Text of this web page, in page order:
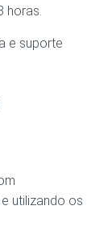
horas.
e suporte
utilizando os